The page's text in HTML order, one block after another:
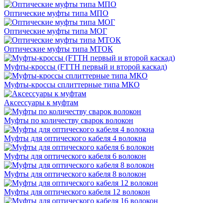
Оптические муфты типа МПО
Оптические муфты типа МОГ
Оптические муфты типа МТОК
Муфты-кроссы (FTTH первый и второй каскад)
Муфты-кроссы сплиттерные типа МКО
Аксессуары к муфтам
Муфты по количеству сварок волокон
Муфты для оптического кабеля 4 волокна
Муфты для оптического кабеля 6 волокон
Муфты для оптического кабеля 8 волокон
Муфты для оптического кабеля 12 волокон